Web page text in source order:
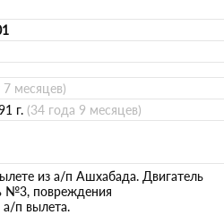
7 месяцев)
г. (34 года 9 месяцев)
из а/п Ашхабада. Двигатель
№3, повреждения
а/п вылета.